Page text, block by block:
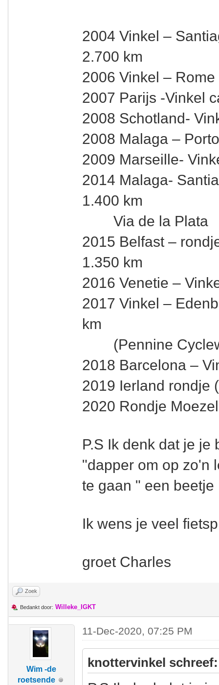
2004 Vinkel –
2.700 km
2006 Vinkel –
2007 Parijs -Vinkel
2008 Schotland-
2008 Malaga –
2009 Marseille-
2014 Malaga-
1.400 km
Via de la Plata
2015 Belfast –
1.350 km
2016 Venetie –
2017 Vinkel –
km
(Pennine
2018 Barcelona –
2019 Ierland rondje
2020 Rondje
P.S Ik denk dat je
"dapper om op zo'n
te gaan " een
Ik wens je veel
groet Charles
Zoek
Bedankt door: Willeke_IGKT
Wim -de
roetsende
11-Dec-2020, 07:25 PM
knottervinkel schreef: